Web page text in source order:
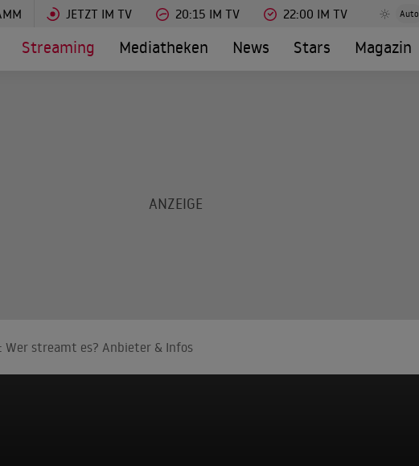
JETZT IM TV 20:15 IM TV 22:00 IM TV Auto
Streaming Mediatheken News Stars Magazin
Wer streamt es? Anbieter & Infos